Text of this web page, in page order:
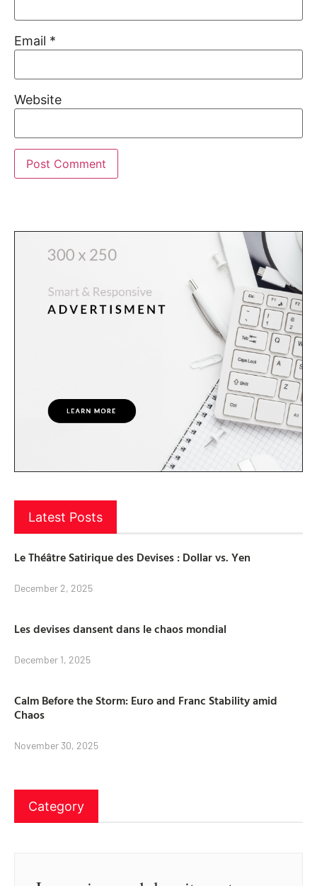
Email *
Website
Latest Posts
Le Théâtre Satirique des Devises : Dollar vs. Yen
December 2, 2025
Les devises dansent dans le chaos mondial
December 1, 2025
Calm Before the Storm: Euro and Franc Stability amid
Chaos
November 30, 2025
Category